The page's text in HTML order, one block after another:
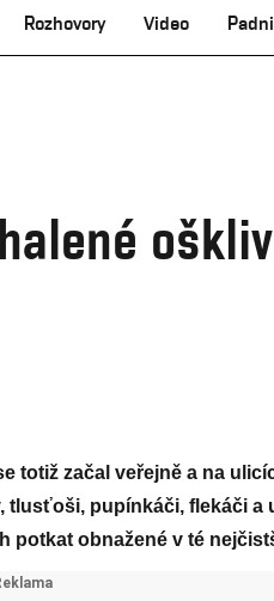
Rozhovory Video
totiž začal veřejně a na
pupínkáči, flekáči a
potkat obnažené v té